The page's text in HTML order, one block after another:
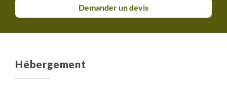
faune abondante et une grande diversité de paysages,
plaines et les savanes plus sèches de Khwai
Hébergement : Sous tente avec lit.
Repas inclus : Petit-déjeuner, Déjeuner, Diner.
Demander un devis
Hébergement